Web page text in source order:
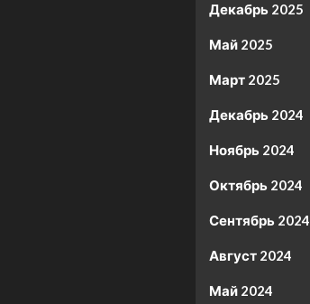
Декабрь 2025
Май 2025
Март 2025
Декабрь 2024
Ноябрь 2024
Октябрь 2024
Сентябрь 2024
Август 2024
Май 2024